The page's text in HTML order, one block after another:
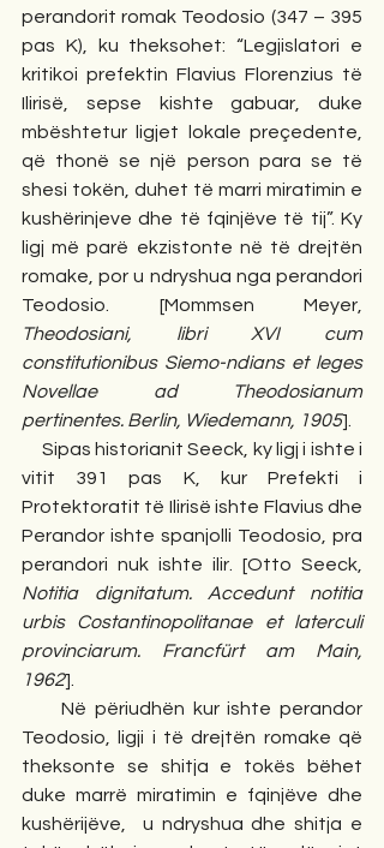
perandorit romak Teodosio (347 – 395
pas K), ku theksohet: “Legjislatori e
kritikoi prefektin Flavius Florenzius të
Ilirisë, sepse kishte gabuar, duke
mbështetur ligjet lokale preçedente,
që thonë se një person para se të
shesi tokën, duhet të marri miratimin e
kushërinjeve dhe të fqinjëve të tij”. Ky
ligj më parë ekzistonte në të drejtën
romake, por u ndryshua nga perandori
Theodosiani, libri XVI cum
constitutionibus Siemo-ndians et leges
Novellae ad Theodosianum
pertinentes. Berlin, Wiedemann, 1905].
Sipas historianit Seeck, ky ligj i ishte i
vitit 391 pas K, kur Prefekti i
Protektoratit të Ilirisë ishte Flavius dhe
Perandor ishte spanjolli Teodosio, pra
Notitia dignitatum. Accedunt notitia
urbis Costantinopolitanae et laterculi
provinciarum. Francfürt am Main,
1962].
Në përiudhën kur ishte perandor
Teodosio, ligji i të drejtën romake që
theksonte se shitja e tokës bëhet
duke marrë miratimin e fqinjëve dhe
kushërijëve,  u ndryshua dhe shitja e